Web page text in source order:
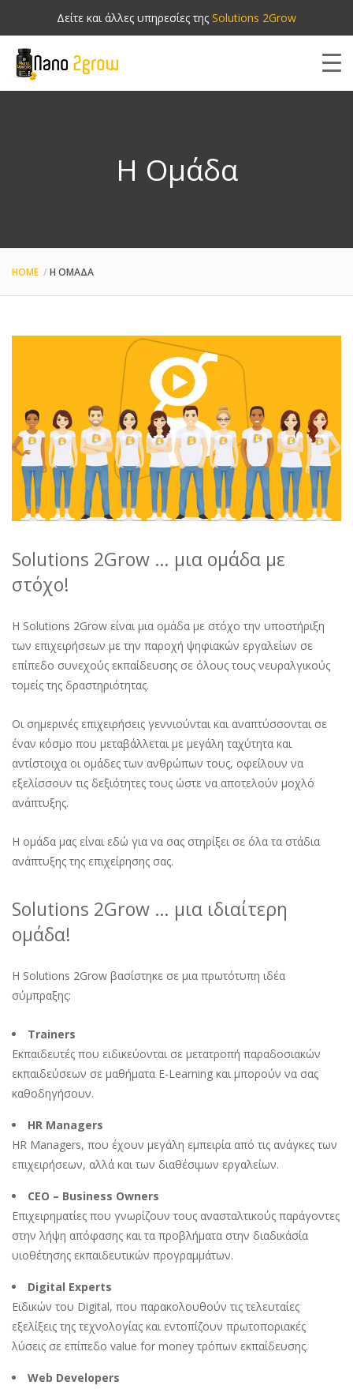
Δείτε και άλλες υπηρεσίες της Solutions 2Grow
Η Ομάδα
HOME Η ΟΜΑΔΑ
Solutions 2Grow … μια ομάδα με
στόχο!
Η Solutions 2Grow είναι μια ομάδα με στόχο την υποστήριξη
των επιχειρήσεων με την παροχή ψηφιακών εργαλείων σε
επίπεδο συνεχούς εκπαίδευσης σε όλους τους νευραλγικούς
τομείς της δραστηριότητας.
Οι σημερινές επιχειρήσεις γεννιούνται και αναπτύσσονται σε
έναν κόσμο που μεταβάλλεται με μεγάλη ταχύτητα και
αντίστοιχα οι ομάδες των ανθρώπων τους, οφείλουν να
εξελίσσουν τις δεξιότητες τους ώστε να αποτελούν μοχλό
ανάπτυξης.
Η ομάδα μας είναι εδώ για να σας στηρίξει σε όλα τα στάδια
ανάπτυξης της επιχείρησης σας.
Solutions 2Grow … μια ιδιαίτερη
ομάδα!
Η Solutions 2Grow βασίστηκε σε μια πρωτότυπη ιδέα
σύμπραξης:
Trainers
Εκπαιδευτές που ειδικεύονται σε μετατροπή παραδοσιακών
εκπαιδεύσεων σε μαθήματα E-Learning και μπορούν να σας
καθοδηγήσουν.
HR Managers
HR Managers, που έχουν μεγάλη εμπειρία από τις ανάγκες των
επιχειρήσεων, αλλά και των διαθέσιμων εργαλείων.
CEO – Business Owners
Επιχειρηματίες που γνωρίζουν τους ανασταλτικούς παράγοντες
στην λήψη απόφασης και τα προβλήματα στην διαδικάσία
υιοθέτησης εκπαιδευτικών προγραμμάτων.
Digital Experts
Ειδικών του Digital, που παρακολουθούν τις τελευταίες
εξελίξεις της τεχνολογίας και εντοπίζουν πρωτοποριακές
λύσεις σε επίπεδο value for money τρόπων εκπαίδευσης.
Web Developers